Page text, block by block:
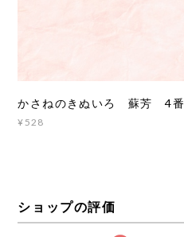
かさねのきぬいろ 蘇芳 4番
¥528
ショップの評価